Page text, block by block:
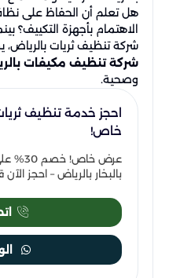
هل تعلم أن الحفاظ على
الاهتمام بأجهزة
شركة تنظيف ثريات
شركة تنظيف مكيفات
وصحية.
احجز خدمة تنظيف
خاص!
عرض
بالبخار بالرياض – احجز